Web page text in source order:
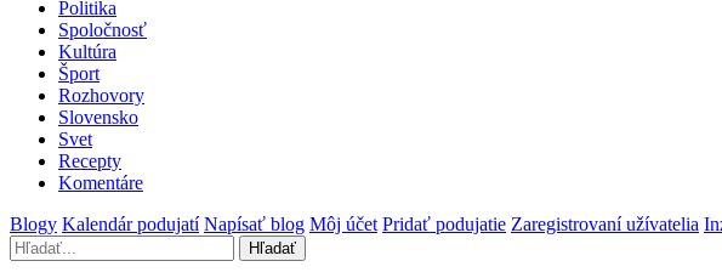
Politika
Spoločnosť
Kultúra
Šport
Rozhovory
Slovensko
Svet
Recepty
Komentáre
Blogy Kalendár podujatí Napísať blog Môj účet Pridať podujatie Zaregistrovaní užívatelia
Hľadať